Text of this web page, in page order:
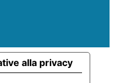
alla privacy